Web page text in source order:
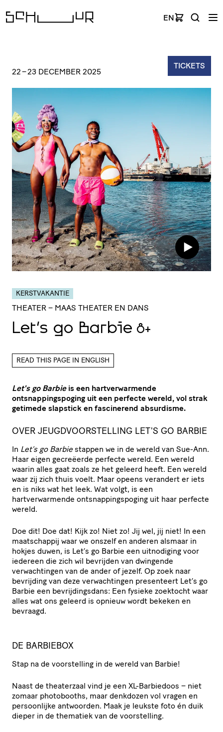
EN
TICKETS
22–23 DECEMBER 2025
KERSTVAKANTIE
THEATER – MAAS THEATER EN DANS
Let’s go Barbie 8+
READ THIS PAGE IN ENGLISH
Let's go Barbieis een hartverwarmende
ontsnappingspoging uit een perfecte wereld, vol strak
getimede slapstick en fascinerend absurdisme.
OVER JEUGDVOORSTELLING LET'S GO BARBIE
In Let’s go Barbie stappen we in de wereld van Sue-Ann.
Haar eigen gecreëerde perfecte wereld. Een wereld
waarin alles gaat zoals ze het geleerd heeft. Een wereld
waar zij zich thuis voelt. Maar opeens verandert er iets
en is niks wat het leek. Wat volgt, is een
hartverwarmende ontsnappingspoging uit haar perfecte
wereld.
Doe dit! Doe dat! Kijk zo! Niet zo! Jij wel, jij niet! In een
maatschappij waar we onszelf en anderen alsmaar in
hokjes duwen, is Let’s go Barbie een uitnodiging voor
iedereen die zich wil bevrijden van dwingende
verwachtingen van de ander of jezelf. Op zoek naar
bevrijding van deze verwachtingen presenteert Let’s go
Barbie een bevrijdingsdans: Een fysieke zoektocht waar
alles wat ons geleerd is opnieuw wordt bekeken en
bevraagd.
DE BARBIEBOX
Stap na de voorstelling in de wereld van Barbie!
Naast de theaterzaal vind je een XL-Barbiedoos – niet
zomaar photobooths, maar denkdozen vol vragen en
persoonlijke antwoorden. Maak je leukste foto én duik
dieper in de thematiek van de voorstelling.